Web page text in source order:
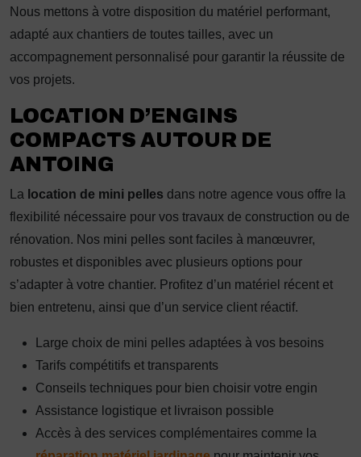
Nous mettons à votre disposition du matériel performant,
adapté aux chantiers de toutes tailles, avec un
accompagnement personnalisé pour garantir la réussite de
vos projets.
LOCATION D’ENGINS
COMPACTS AUTOUR DE
ANTOING
La location de mini pelles dans notre agence vous offre la
flexibilité nécessaire pour vos travaux de construction ou de
rénovation. Nos mini pelles sont faciles à manœuvrer,
robustes et disponibles avec plusieurs options pour
s’adapter à votre chantier. Profitez d’un matériel récent et
bien entretenu, ainsi que d’un service client réactif.
Large choix de mini pelles adaptées à vos besoins
Tarifs compétitifs et transparents
Conseils techniques pour bien choisir votre engin
Assistance logistique et livraison possible
Accès à des services complémentaires comme la